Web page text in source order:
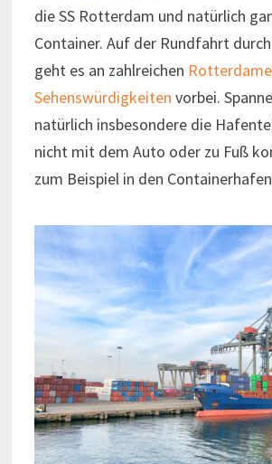
die SS Rotterdam und natürlich
Container. Auf der Rundfahrt
geht es an zahlreichen
Sehenswürdigkeiten vorbei.
natürlich insbesondere die
nicht mit dem Auto oder zu Fuß
zum Beispiel in den